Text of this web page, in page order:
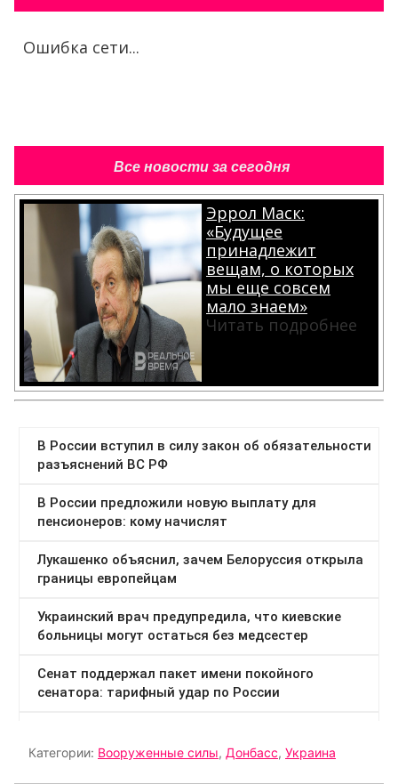
Ошибка сети...
Все новости за сегодня
Эррол Маск:
«Будущее
принадлежит
вещам, о которых
мы еще совсем
мало знаем»
Читать подробнее
Категории: Вооруженные силы, Донбасс, Украина